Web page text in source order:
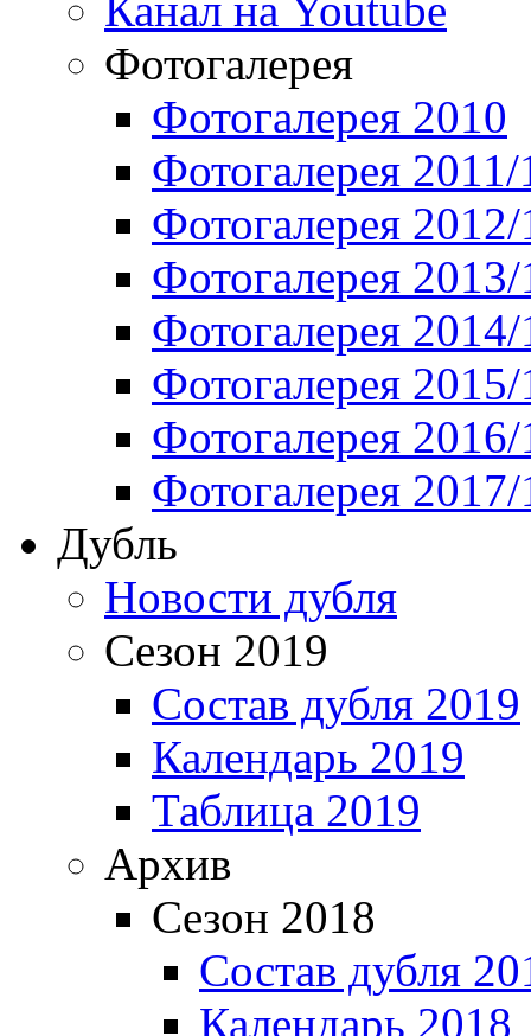
Фотогалерея
Фотогалерея 2010
Фотогалерея 2011/
Фотогалерея
Фотогалерея
Фотогалерея
Фотогалерея
Фотогалерея
Фотогалерея
Дубль
Новости дубля
Сезон 2019
Состав дубля 2019
Календарь 2019
Таблица 2019
Архив
Сезон 2018
Состав дубля
Календарь 2018